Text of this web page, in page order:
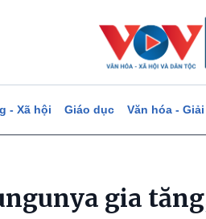
- Xã hội Giáo dục Văn hóa -
gia